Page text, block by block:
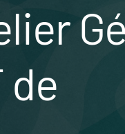
de